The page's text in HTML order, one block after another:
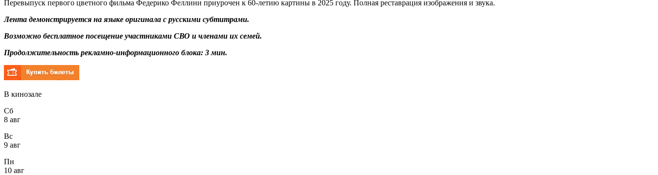
Перевыпуск первого цветного фильма Федерико Феллини приурочен к 60-летию картины в 2025 году. Полная реставрация изображения и звука.
Лента демонстрируется на языке оригинала с русскими субтитрами.
Возможно бесплатное посещение участниками СВО и членами их семей.
Продолжительность рекламно-информационного блока: 3 мин.
В кинозале
Сб
8 авг
Вс
9 авг
Пн
10 авг